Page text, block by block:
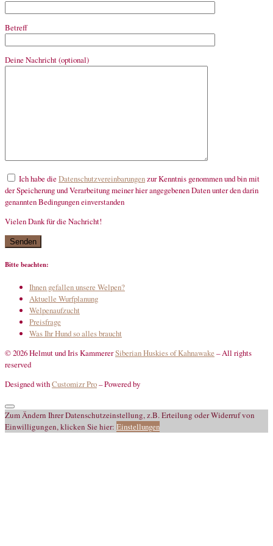
Betreff
Deine Nachricht (optional)
Ich habe dieDatenschutzvereinbarungenzur Kenntnis genommen und bin mit
der Speicherung und Verarbeitung meiner hier angegebenen Daten unter den darin
genannten Bedingungen einverstanden
Vielen Dank für die Nachricht!
mandatory
Bitte beachten:
Ihnen gefallen unsere Welpen?
Aktuelle Wurfplanung
Welpenaufzucht
Preisfrage
Was Ihr Hund so alles braucht
© 2026 Helmut und Iris KammererSiberian Huskies of Kahnawake –All rights
reserved
Designed withCustomizr Pro–Powered by
Zum Ändern Ihrer Datenschutzeinstellung, z.B. Erteilung oder Widerruf von
Einwilligungen, klicken Sie hier: Einstellungen